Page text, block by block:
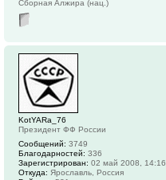
Сборная Алжира (нац.)
KotYARa_76
Президент ФФ России
Сообщений: 3749
Благодарностей: 336
Зарегистрирован: 02 май 2008, 14:16
Откуда: Ярославль, Россия